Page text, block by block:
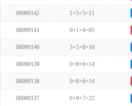
08090142 1+5+5=11
08090141 0+1+4=05
08090140 5+5+6=16
08090139 0+8+6=14
08090138 0+8+6=14
08090137 6+9+7=22